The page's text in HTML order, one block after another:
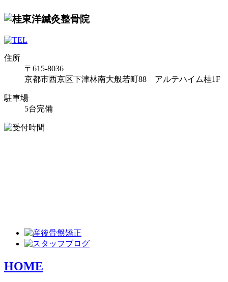
住所
〒615-8036
京都市西京区下津林南大般若町88 アルテハイム桂1F
駐車場
5台完備
HOME